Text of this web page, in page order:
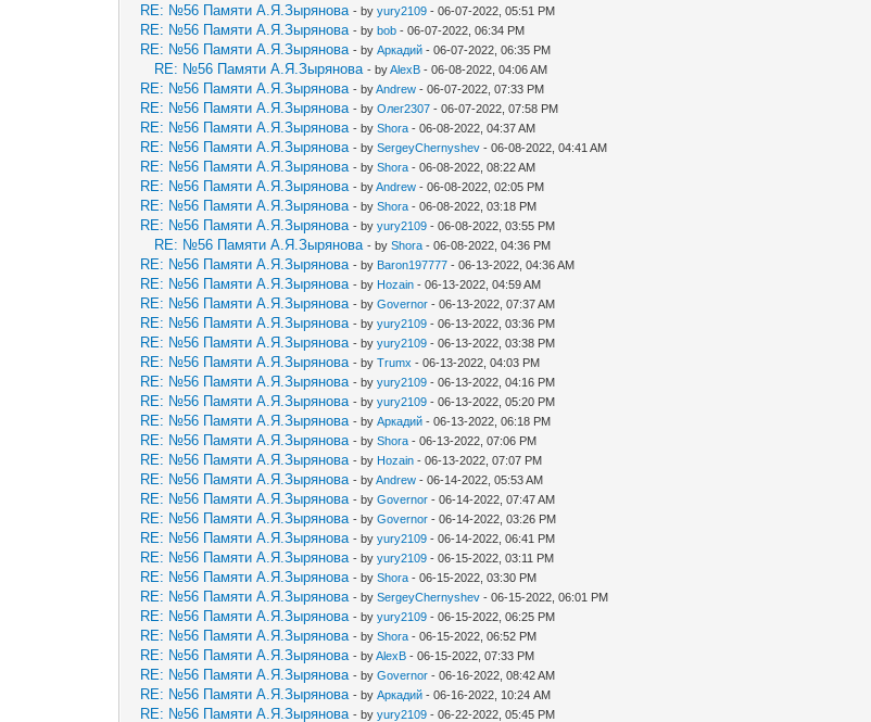
RE: №56 Памяти А.Я.Зырянова - byyury2109 - 06-07-2022, 05:51 PM
RE: №56 Памяти А.Я.Зырянова - bybob - 06-07-2022, 06:34 PM
RE: №56 Памяти А.Я.Зырянова - byАркадий - 06-07-2022, 06:35 PM
RE: №56 Памяти А.Я.Зырянова - byAlexB - 06-08-2022, 04:06 AM
RE: №56 Памяти А.Я.Зырянова - byAndrew - 06-07-2022, 07:33 PM
RE: №56 Памяти А.Я.Зырянова - byОлег2307 - 06-07-2022, 07:58 PM
RE: №56 Памяти А.Я.Зырянова - byShora - 06-08-2022, 04:37 AM
RE: №56 Памяти А.Я.Зырянова - bySergeyChernyshev - 06-08-2022, 04:41 AM
RE: №56 Памяти А.Я.Зырянова - byShora - 06-08-2022, 08:22 AM
RE: №56 Памяти А.Я.Зырянова - byAndrew - 06-08-2022, 02:05 PM
RE: №56 Памяти А.Я.Зырянова - byShora - 06-08-2022, 03:18 PM
RE: №56 Памяти А.Я.Зырянова - byyury2109 - 06-08-2022, 03:55 PM
RE: №56 Памяти А.Я.Зырянова - byShora - 06-08-2022, 04:36 PM
RE: №56 Памяти А.Я.Зырянова - by Baron197777 - 06-13-2022, 04:36 AM
RE: №56 Памяти А.Я.Зырянова - by Hozain - 06-13-2022, 04:59 AM
RE: №56 Памяти А.Я.Зырянова - byGovernor - 06-13-2022, 07:37 AM
RE: №56 Памяти А.Я.Зырянова - byyury2109 - 06-13-2022, 03:36 PM
RE: №56 Памяти А.Я.Зырянова - byyury2109 - 06-13-2022, 03:38 PM
RE: №56 Памяти А.Я.Зырянова - byTrumx - 06-13-2022, 04:03 PM
RE: №56 Памяти А.Я.Зырянова - byyury2109 - 06-13-2022, 04:16 PM
RE: №56 Памяти А.Я.Зырянова - byyury2109 - 06-13-2022, 05:20 PM
RE: №56 Памяти А.Я.Зырянова - byАркадий - 06-13-2022, 06:18 PM
RE: №56 Памяти А.Я.Зырянова - byShora - 06-13-2022, 07:06 PM
RE: №56 Памяти А.Я.Зырянова - by Hozain - 06-13-2022, 07:07 PM
RE: №56 Памяти А.Я.Зырянова - byAndrew - 06-14-2022, 05:53 AM
RE: №56 Памяти А.Я.Зырянова - byGovernor - 06-14-2022, 07:47 AM
RE: №56 Памяти А.Я.Зырянова - byGovernor - 06-14-2022, 03:26 PM
RE: №56 Памяти А.Я.Зырянова - byyury2109 - 06-14-2022, 06:41 PM
RE: №56 Памяти А.Я.Зырянова - byyury2109 - 06-15-2022, 03:11 PM
RE: №56 Памяти А.Я.Зырянова - byShora - 06-15-2022, 03:30 PM
RE: №56 Памяти А.Я.Зырянова - bySergeyChernyshev - 06-15-2022, 06:01 PM
RE: №56 Памяти А.Я.Зырянова - byyury2109 - 06-15-2022, 06:25 PM
RE: №56 Памяти А.Я.Зырянова - byShora - 06-15-2022, 06:52 PM
RE: №56 Памяти А.Я.Зырянова - byAlexB - 06-15-2022, 07:33 PM
RE: №56 Памяти А.Я.Зырянова - byGovernor - 06-16-2022, 08:42 AM
RE: №56 Памяти А.Я.Зырянова - byАркадий - 06-16-2022, 10:24 AM
RE: №56 Памяти А.Я.Зырянова - byyury2109 - 06-22-2022, 05:45 PM